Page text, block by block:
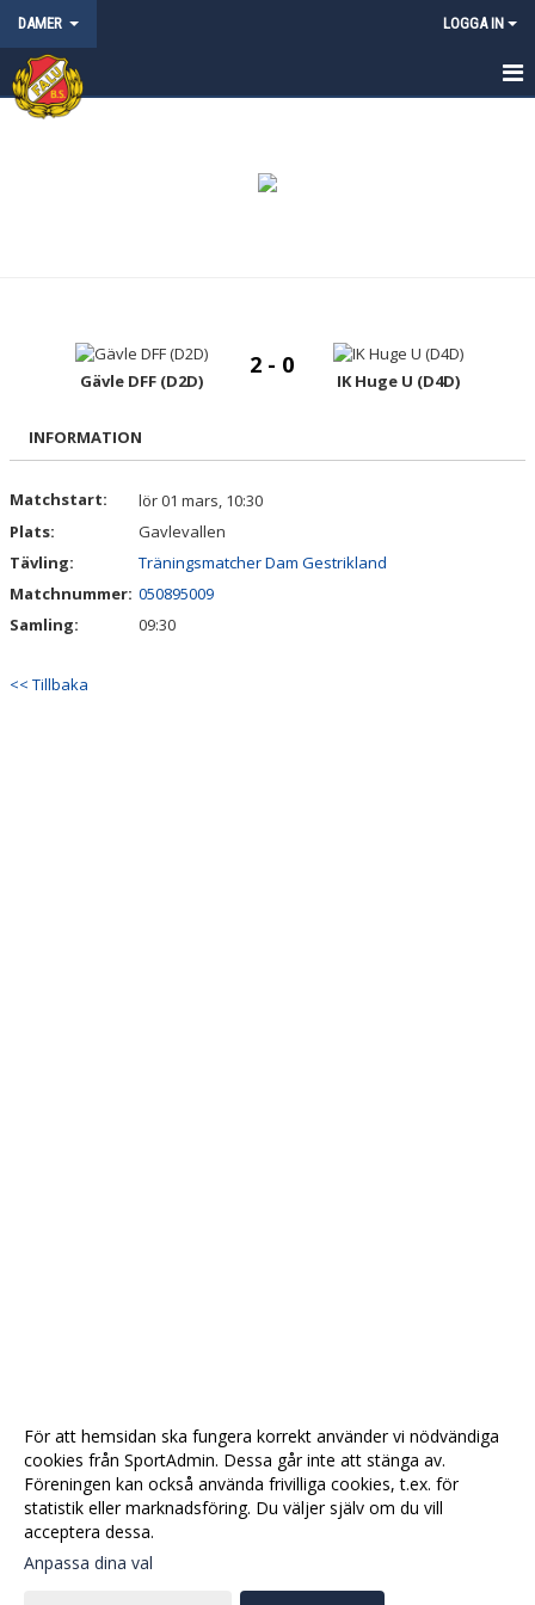
DAMER LOGGA IN
HEM
BILDGALLERI
DOKUMENT
Gävle DFF (D2D)
2 - 0
IK Huge U (D4D)
INFORMATION
Matchstart:
lör 01 mars, 10:30
Plats:
Gavlevallen
Tävling:
Träningsmatcher Dam Gestrikland
Matchnummer: 050895009
Samling:
09:30
<< Tillbaka
För att hemsidan ska fungera korrekt använder vi nödvändiga
cookies från SportAdmin. Dessa går inte att stänga av.
Föreningen kan också använda frivilliga cookies, t.ex. för
statistik eller marknadsföring. Du väljer själv om du vill
acceptera dessa.
Anpassa dina val